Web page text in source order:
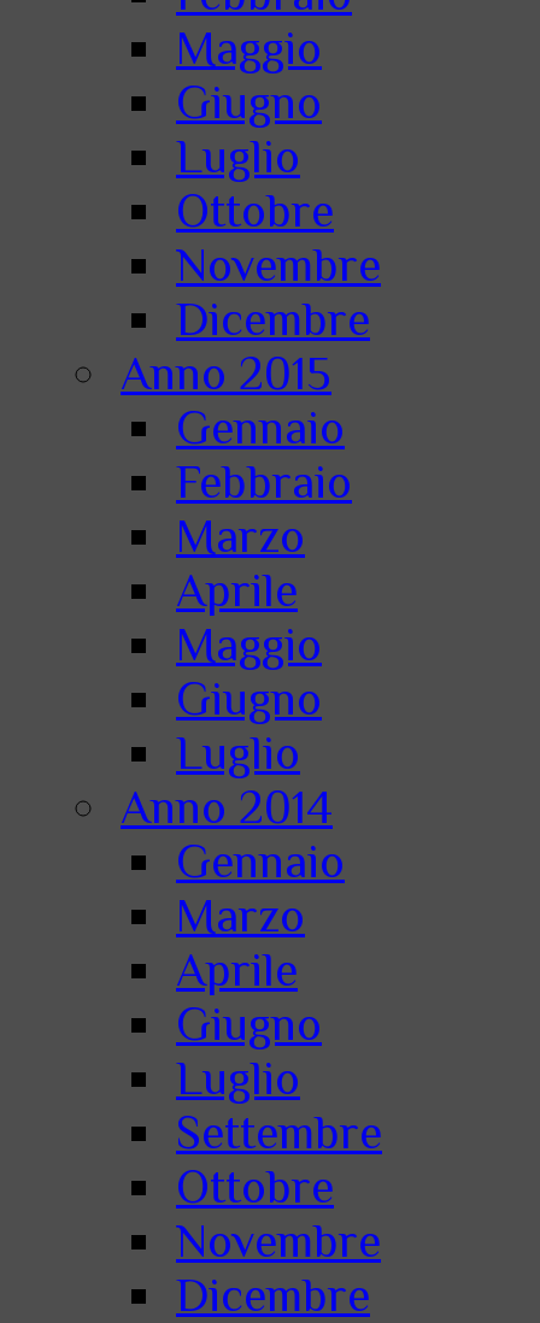
Maggio
Giugno
Luglio
Ottobre
Novembre
Dicembre
Anno 2015
Gennaio
Febbraio
Marzo
Aprile
Maggio
Giugno
Luglio
Anno 2014
Gennaio
Marzo
Aprile
Giugno
Luglio
Settembre
Ottobre
Novembre
Dicembre